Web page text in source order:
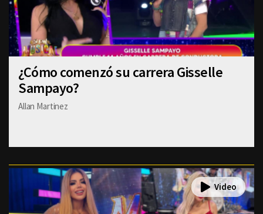
¿Cómo comenzó su carrera Gisselle
Sampayo?
Allan Martinez